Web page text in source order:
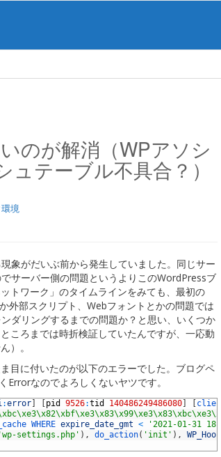
のが解消（WPアソシ
テーブル不具合？）
境
象がだいぶ前から発生していました。同じサー
サーバー側の問題というよりこのWordPressブ
トワーク」のタイムラインをみても、最初の
外部スクリプト、Webフォントとかの問題では
ダリングするまでの問題か？と思い、いくつか
ころまでは時折検証していたんですが、一応動
）。
目に付いたのが以下のエラーでした。ブログペ
なのでよろしくないヤツです。
:error pid 9526:tid 140486249486080
WHERE expire_date_gmt < '2021-01-31
'wp-settings.php' ) , do_action( 'init' ) , WP_Hook